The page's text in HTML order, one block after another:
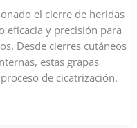
el cierre de heridas
eficacia y precisión para
Desde cierres cutáneos
estas grapas
de cicatrización.